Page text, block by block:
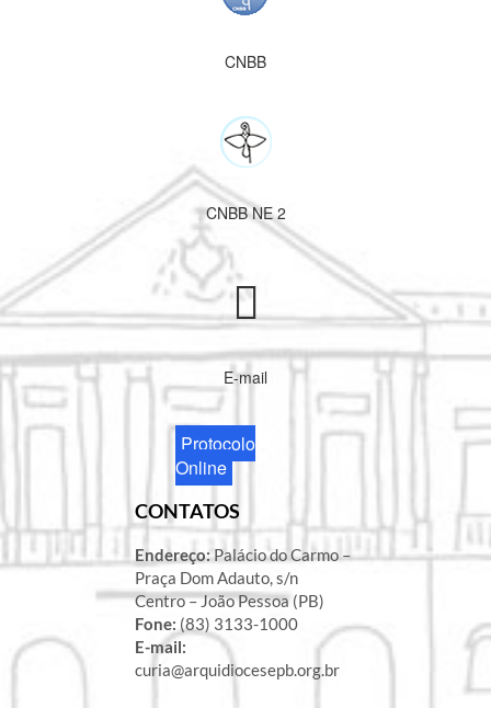
CNBB
CNBB NE 2
E-mail
Protocolo
Online
CONTATOS
Endereço:Palácio do Carmo –
Praça Dom Adauto, s/n
Centro – João Pessoa (PB)
Fone: (83) 3133-1000
E-mail:
curia@arquidiocesepb.org.br